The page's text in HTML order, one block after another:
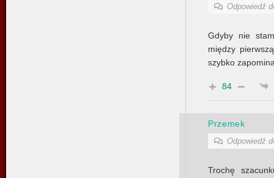
Odpowiedź
Gdyby nie
między
szybko
84
Przemek
Odpowiedź
Trochę